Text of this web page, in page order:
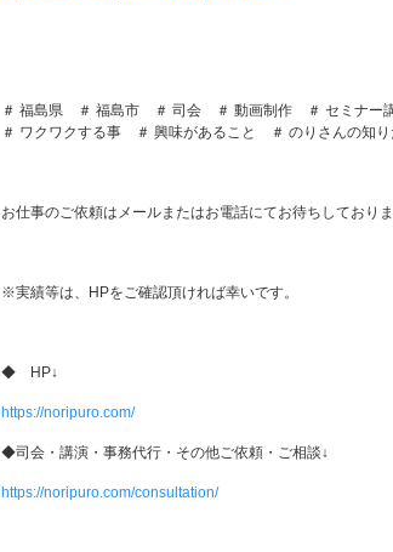
＃ 福島県 ＃ 福島市 ＃ 司会 ＃ 動画制作 ＃ セミナー
＃ ワクワクする事 ＃ 興味があること ＃ のりさんの知り
お仕事のご依頼はメールまたはお電話にてお待ちしておりま
※実績等は、HPをご確認頂ければ幸いです。
◆ HP↓
https://noripuro.com/
◆司会・講演・事務代行・その他ご依頼・ご相談↓
https://noripuro.com/consultation/